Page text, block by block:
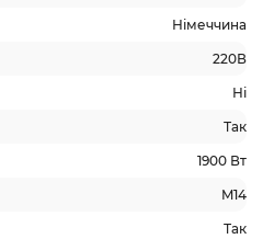
Німеччина
220В
Ні
Так
1900 Вт
M14
Так